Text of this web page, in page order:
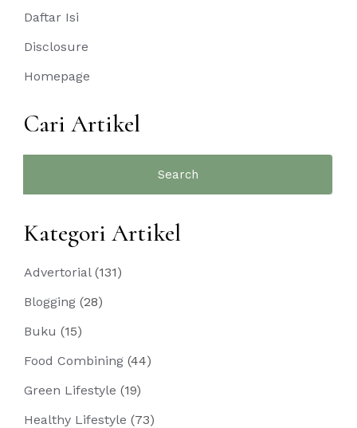
Daftar Isi
Disclosure
Homepage
Cari Artikel
Kategori Artikel
Advertorial (131)
Blogging (28)
Buku (15)
Food Combining (44)
Green Lifestyle (19)
Healthy Lifestyle (73)